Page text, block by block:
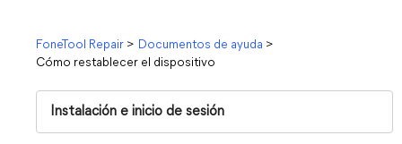
FoneTool Repair > Documentos de ayuda >
Cómo restablecer el dispositivo
Instalación e inicio de sesión